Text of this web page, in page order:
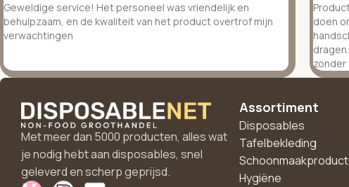
Geweldige service! Het personeel was vriendelijk en
behulpzaam, en de kwaliteit van het product overtrof mijn
verwachtingen
doen
zonder
Met meer dan 5000 producten, alles wat
je nodig hebt aan disposables, snel
geleverd en scherp geprijsd.
Assortiment
Disposables
Tafelbekleding
Hygiëne